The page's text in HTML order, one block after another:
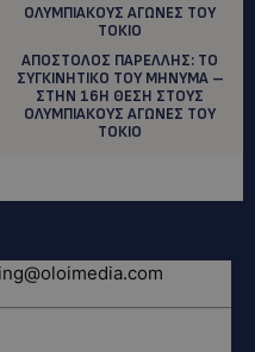
ΑΠΟΣΤΟΛΟΣ ΠΑΡΕΛΛΗΣ: TO
ΣΥΓΚΙΝΗΤΙΚΟ ΤΟΥ ΜΗΝΥΜΑ –
ΣΤΗΝ 16Η ΘΕΣΗ ΣΤΟΥΣ
ΟΛΥΜΠΙΑΚΟΥΣ ΑΓΩΝΕΣ ΤΟΥ
ΤΟΚΙΟ